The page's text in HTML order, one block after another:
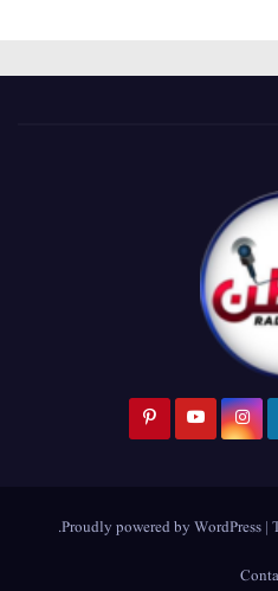
Proudly powered by WordPress |
.